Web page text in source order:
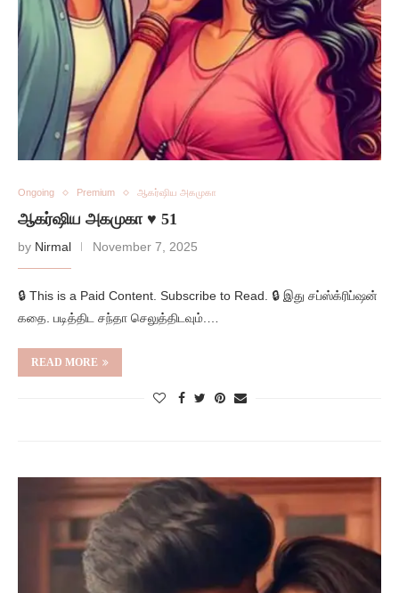
Ongoing Premium ஆகர்ஷிய அகமுகா
ஆகர்ஷிய அகமுகா ♥️ 51
by Nirmal November 7, 2025
🔒 This is a Paid Content. Subscribe to Read. 🔒 இது சப்ஸ்க்ரிப்ஷன்
கதை. படித்திட சந்தா செலுத்திடவும்.…
READ MORE